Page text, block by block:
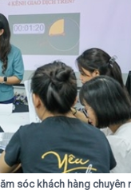
sóc khách hàng chuyên